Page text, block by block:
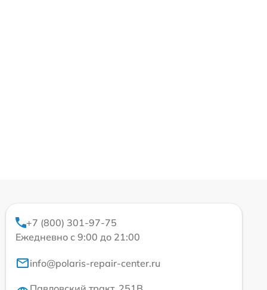
+7 (800) 301-97-75
Ежедневно с 9:00 до 21:00
info@polaris-repair-center.ru